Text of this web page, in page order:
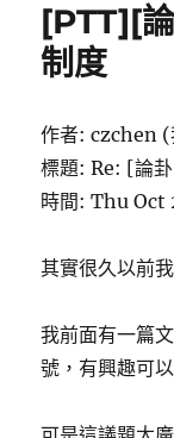
[PTT][
制度
作者: czchen
標題: Re: [論
時間: Thu Oct
其實很久以前
我前面有一篇
號，有興趣可